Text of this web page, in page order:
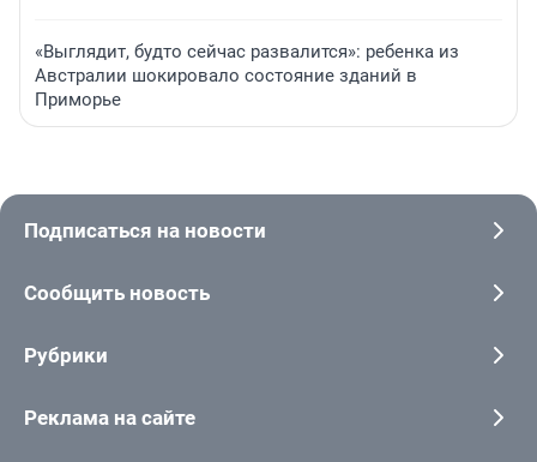
«Выглядит, будто сейчас развалится»: ребенка из
Австралии шокировало состояние зданий в
Приморье
Подписаться на новости
Сообщить новость
Рубрики
Реклама на сайте